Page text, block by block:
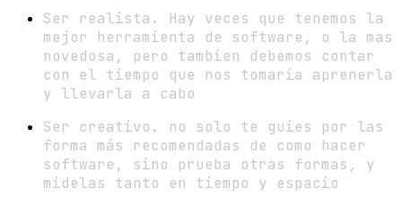
Ser realista. Hay veces que tenemos la
mejor herramienta de software, o la mas
novedosa, pero tambien debemos contar
con el tiempo que nos tomaria aprenerla
y llevarla a cabo
Ser creativo. no solo te guies por las
forma más recomendadas de como hacer
software, sino prueba otras formas, y
midelas tanto en tiempo y espacio